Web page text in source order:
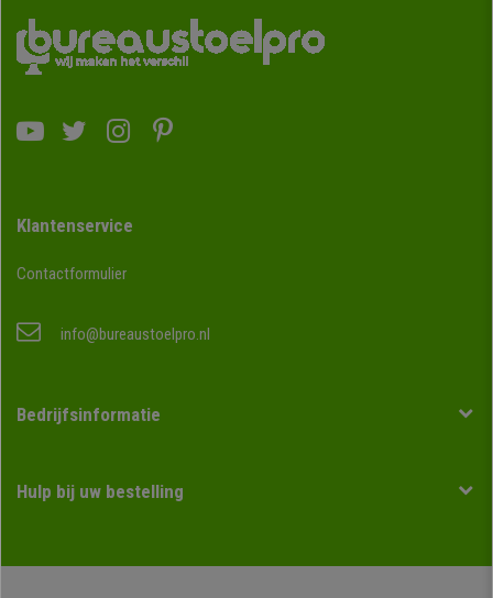
Klantenservice
Contactformulier
info@bureaustoelpro.nl
Bedrijfsinformatie
Hulp bij uw bestelling